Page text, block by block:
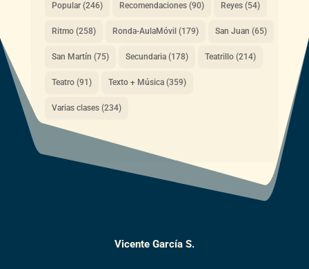
Popular(246) Recomendaciones(90) Reyes(54)
Ritmo(258) Ronda-AulaMóvil (179) San Juan (65)
San Martín (75) Secundaria(178) Teatrillo(214)
Teatro(91) Texto + Música(359)
Varias clases(234)
Vicente García S.